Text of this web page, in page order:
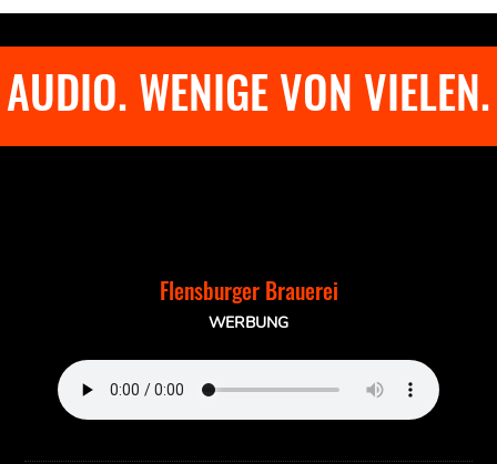
AUDIO. WENIGE VON VIELEN.
Flensburger Brauerei